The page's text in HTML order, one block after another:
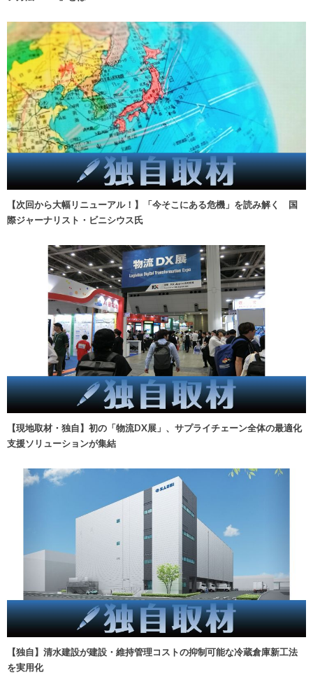
【次回から大幅リニューアル！】「今そこにある危機」を読み解く 国
際ジャーナリスト・ビニシウス氏
【現地取材・独自】初の「物流DX展」、サプライチェーン全体の最適化
支援ソリューションが集結
【独自】清水建設が建設・維持管理コストの抑制可能な冷蔵倉庫新工法
を実用化